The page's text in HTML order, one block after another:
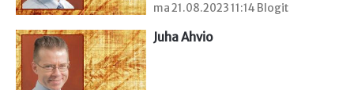
ma 21.08.2023 11:14 Blogit
Juha Ahvio